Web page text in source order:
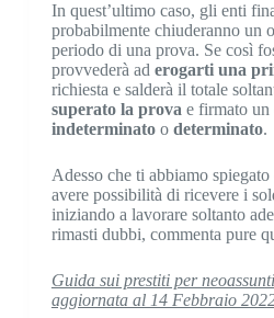
In quest’ultimo caso, gli enti
probabilmente chiuderanno un
periodo di una prova. Se così
provvederà ad erogarti una
richiesta e salderà il totale
superato la prova e firmato un
indeterminatoo determinato.
Adesso che ti abbiamo
avere possibilità di ricevere i
iniziando a lavorare soltanto
rimasti dubbi, commenta pure
Guida sui prestiti per
aggiornata al 14 Febbraio